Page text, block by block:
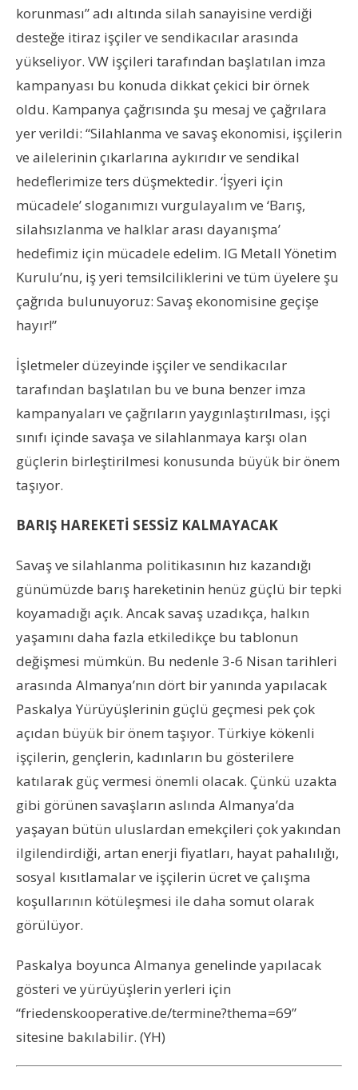
korunması” adı altında silah sanayisine verdiği
desteğe itiraz işçiler ve sendikacılar arasında
yükseliyor. VW işçileri tarafından başlatılan imza
kampanyası bu konuda dikkat çekici bir örnek
oldu. Kampanya çağrısında şu mesaj ve çağrılara
yer verildi: “Silahlanma ve savaş ekonomisi, işçilerin
ve ailelerinin çıkarlarına aykırıdır ve sendikal
hedeflerimize ters düşmektedir. ‘İşyeri için
mücadele’ sloganımızı vurgulayalım ve ‘Barış,
silahsızlanma ve halklar arası dayanışma’
hedefimiz için mücadele edelim. IG Metall Yönetim
Kurulu’nu, iş yeri temsilciliklerini ve tüm üyelere şu
çağrıda bulunuyoruz: Savaş ekonomisine geçişe
hayır!”
İşletmeler düzeyinde işçiler ve sendikacılar
tarafından başlatılan bu ve buna benzer imza
kampanyaları ve çağrıların yaygınlaştırılması, işçi
sınıfı içinde savaşa ve silahlanmaya karşı olan
güçlerin birleştirilmesi konusunda büyük bir önem
taşıyor.
BARIŞ HAREKETİ SESSİZ KALMAYACAK
Savaş ve silahlanma politikasının hız kazandığı
günümüzde barış hareketinin henüz güçlü bir tepki
koyamadığı açık. Ancak savaş uzadıkça, halkın
yaşamını daha fazla etkiledikçe bu tablonun
değişmesi mümkün. Bu nedenle 3-6 Nisan tarihleri
arasında Almanya’nın dört bir yanında yapılacak
Paskalya Yürüyüşlerinin güçlü geçmesi pek çok
açıdan büyük bir önem taşıyor. Türkiye kökenli
işçilerin, gençlerin, kadınların bu gösterilere
katılarak güç vermesi önemli olacak. Çünkü uzakta
gibi görünen savaşların aslında Almanya’da
yaşayan bütün uluslardan emekçileri çok yakından
ilgilendirdiği, artan enerji fiyatları, hayat pahalılığı,
sosyal kısıtlamalar ve işçilerin ücret ve çalışma
koşullarının kötüleşmesi ile daha somut olarak
görülüyor.
Paskalya boyunca Almanya genelinde yapılacak
gösteri ve yürüyüşlerin yerleri için
“friedenskooperative.de/termine?thema=69”
sitesine bakılabilir. (YH)